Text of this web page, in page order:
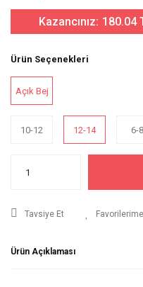
Kazancınız: 180.04
Ürün Seçenekleri
Açık Bej
10-12 12-14 6-8
Tavsiye Et
Ürün Açıklaması